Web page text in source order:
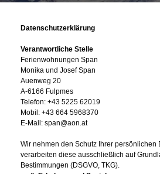
Datenschutzerklärung
Verantwortliche Stelle
Ferienwohnungen Span
Monika und Josef Span
Auenweg 20
A‑6166 Fulpmes
Telefon: +43 5225 62019
Mobil: +43 664 5968370
E‑Mail: span@aon.at
Wir nehmen den Schutz Ihrer persönlichen
verarbeiten diese ausschließlich auf
Bestimmungen (DSGVO, TKG).